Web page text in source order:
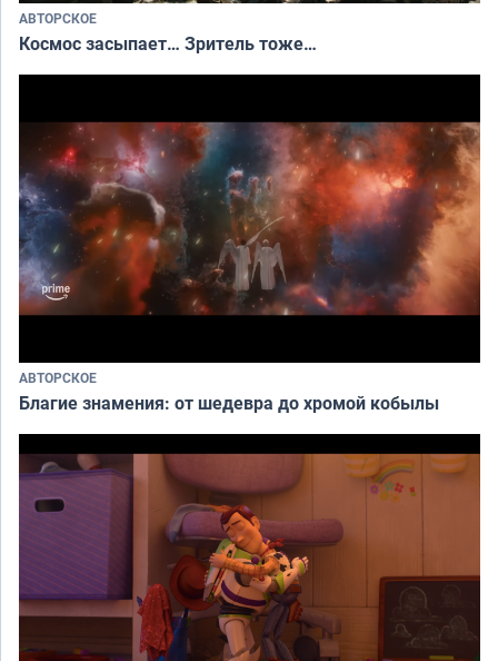
АВТОРСКОЕ
Космос засыпает… Зритель тоже…
АВТОРСКОЕ
Благие знамения: от шедевра до хромой кобылы